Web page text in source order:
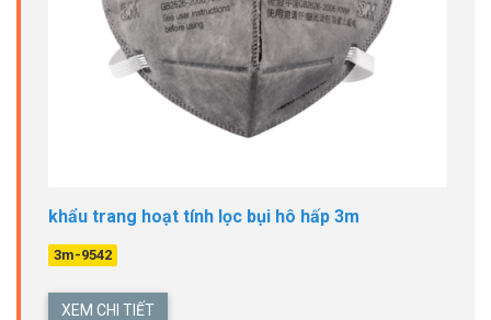
khẩu trang hoạt tính lọc bụi hô hấp 3m
3m-9542
XEM CHI TIẾT